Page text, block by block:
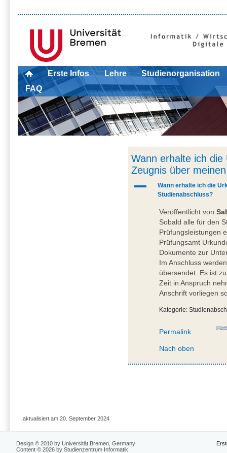
Erste Infos Lehre
Studienorganisation
FAQ
Wann erhalte ich
Zeugnis über
A
Wann erhalte ich die
Studienabschluss?
Veröffentlicht von
Sobald alle für den
Prüfungsleistungen
Prüfungsamt
Dokumente zur
Im Anschluss
übersendet. Es ist
Zeit in Anspruch
Anschrift vorliegen
Kategorie:
Permalink
Nach oben
aktualisiert am 20. September 2024
Design © 2010 by Universität Bremen, Germany
Content © 2026 by Studienzentrum Informatik